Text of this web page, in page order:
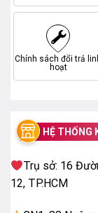
Hệ điều hành
Hệ điều hành
giúp cho
trí thông qua
Chính sách đổi trả
hoạt
HỆ THỐNG
Trụ sở: 16
12, TP.HCM